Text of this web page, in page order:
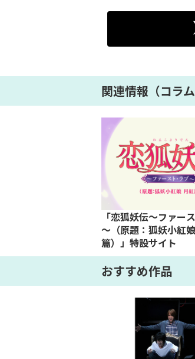
関連情報（コラ
「恋狐妖伝～ファー
～（原題：狐妖小紅
篇）」特設サイト
おすすめ作品